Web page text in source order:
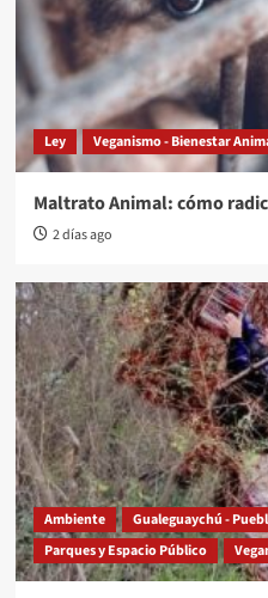
Ley Veganismo - Bienestar
Maltrato Animal: cómo
2 días ago
Ambiente
Gualeguaychú -
Parques y Espacio Público